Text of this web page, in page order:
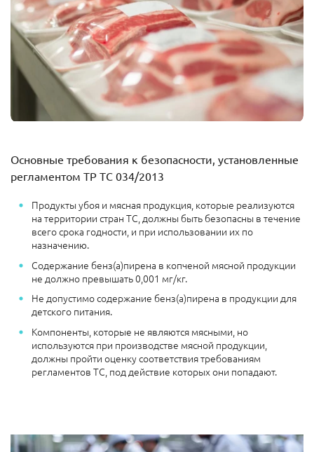
Основные требования к безопасности, установленные
регламентом ТР ТС 034/2013
Продукты убоя и мясная продукция, которые реализуются
на территории стран ТС, должны быть безопасны в течение
всего срока годности, и при использовании их по
назначению.
Содержание бенз(а)пирена в копченой мясной продукции
не должно превышать 0,001 мг/кг.
Не допустимо содержание бенз(а)пирена в продукции для
детского питания.
Компоненты, которые не являются мясными, но
используются при производстве мясной продукции,
должны пройти оценку соответствия требованиям
регламентов ТС, под действие которых они попадают.